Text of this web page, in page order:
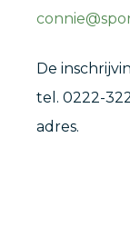
De
tel. 0222-
adres.